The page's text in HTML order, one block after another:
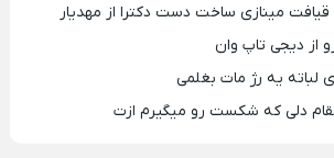
مینازی ساخت دست دکترا از مهدیار
از ديجی تاپ وان
لباته یه رژ مات بغلمی
دلی که شکست رو میگیرم ازت